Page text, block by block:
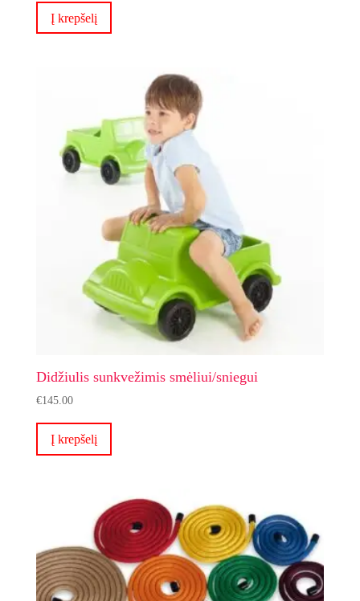
Į krepšelį
Didžiulis sunkvežimis smėliui/sniegui
€145.00
Į krepšelį